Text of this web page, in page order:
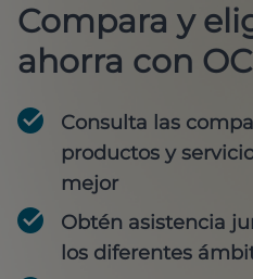
Compara y
ahorra con
Consulta las
productos y
mejor
Obtén asistencia
los diferentes